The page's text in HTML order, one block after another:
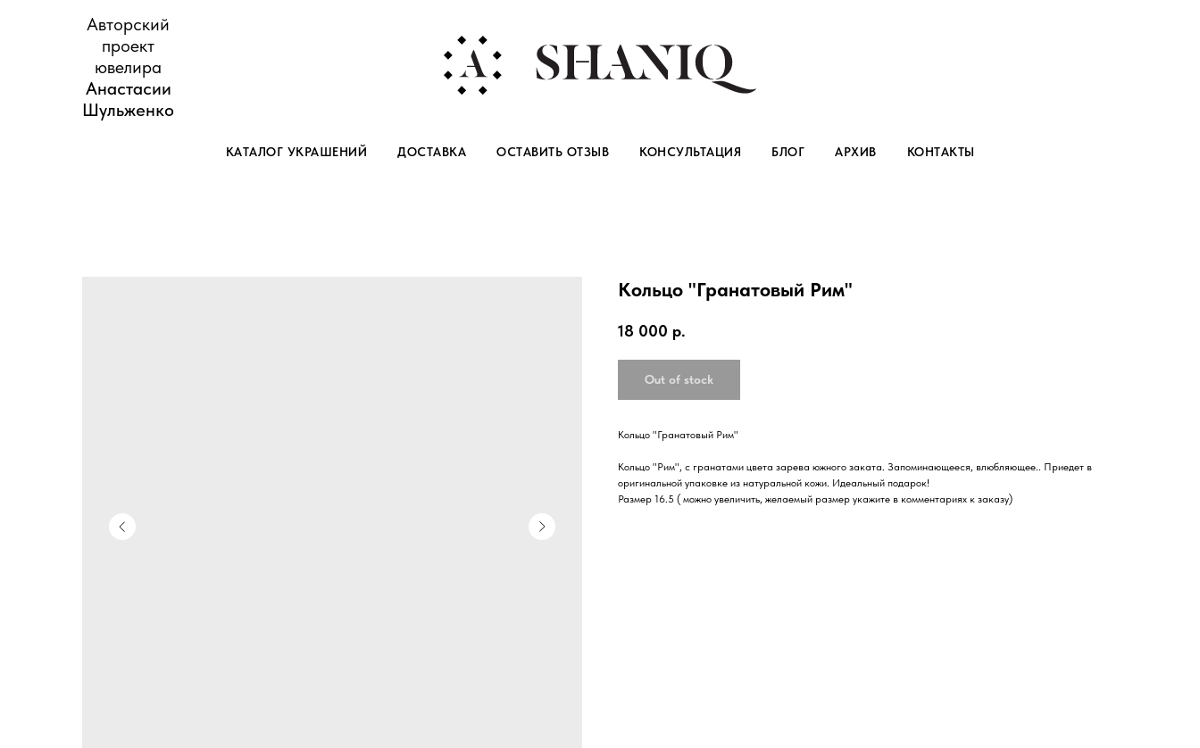
Авторский
проект
ювелира
Анастасии
Шульженко
КАТАЛОГ УКРАШЕНИЙ ДОСТАВКА ОСТАВИТЬ ОТЗЫВ КОНСУЛЬТАЦИЯ БЛОГ АРХИВ КОНТАКТЫ
Кольцо "Гранатовый Рим"
18 000 р.
Out of stock
Кольцо "Гранатовый Рим"
Кольцо "Рим", с гранатами цвета зарева южного заката. Запоминающееся, влюбляющее.. Приедет в
оригинальной упаковке из натуральной кожи. Идеальный подарок!
Размер 16.5 ( можно увеличить, желаемый размер укажите в комментариях к заказу)